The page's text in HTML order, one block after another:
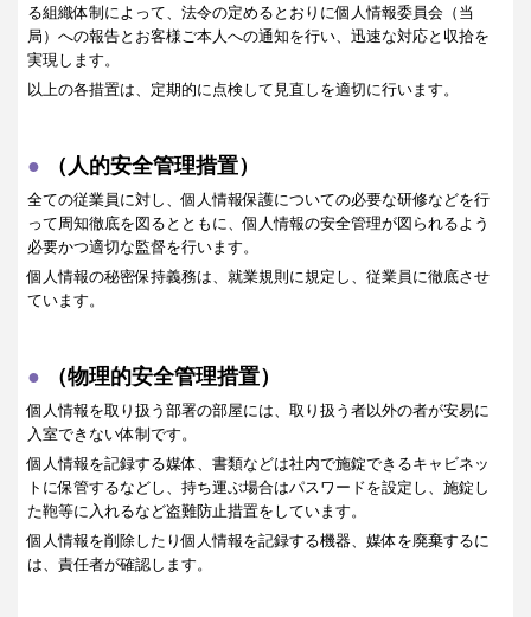
る組織体制によって、法令の定めるとおりに個人情報委員会（当
局）への報告とお客様ご本人への通知を行い、迅速な対応と収拾を
実現します。
以上の各措置は、定期的に点検して見直しを適切に行います。
（人的安全管理措置）
全ての従業員に対し、個人情報保護についての必要な研修などを行
って周知徹底を図るとともに、個人情報の安全管理が図られるよう
必要かつ適切な監督を行います。
個人情報の秘密保持義務は、就業規則に規定し、従業員に徹底させ
ています。
（物理的安全管理措置）
個人情報を取り扱う部署の部屋には、取り扱う者以外の者が安易に
入室できない体制です。
個人情報を記録する媒体、書類などは社内で施錠できるキャビネッ
トに保管するなどし、持ち運ぶ場合はパスワードを設定し、施錠し
た鞄等に入れるなど盗難防止措置をしています。
個人情報を削除したり個人情報を記録する機器、媒体を廃棄するに
は、責任者が確認します。